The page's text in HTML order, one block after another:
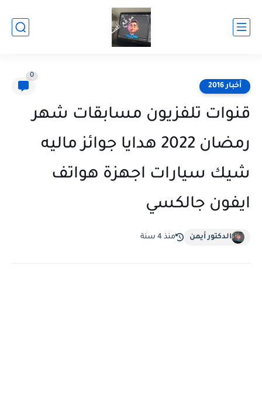
أخبار 2016
0
قنوات تلفزيون مسابقات شهر
رمضان 2022 هدايا جوائز ماليه
شيك سيارات اجهزة هواتف
ايفون جالكسي
الدكتور أيمن منذ 4 سنة